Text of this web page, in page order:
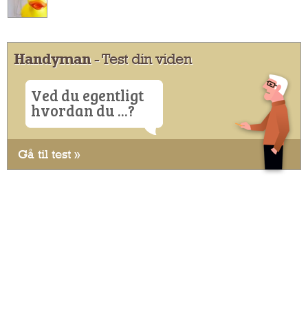
Handyman- Test din viden
Ved du egentligt
hvordan du ...?
Gå til test »